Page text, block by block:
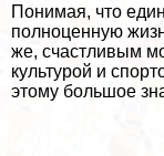
Понимая, что
полноценную
же, счастливым
культурой и
этому большое